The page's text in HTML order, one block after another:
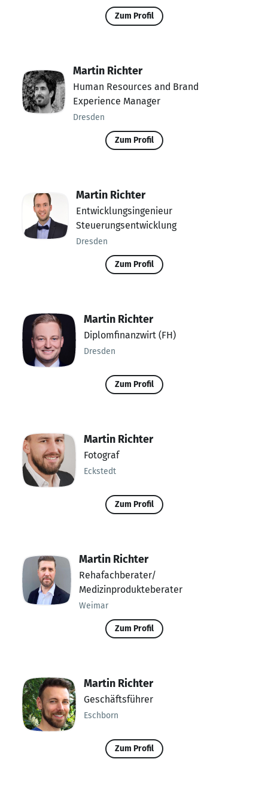
Zum Profil
Martin Richter
Human Resources and Brand
Experience Manager
Dresden
Zum Profil
Martin Richter
Entwicklungsingenieur
Steuerungsentwicklung
Dresden
Zum Profil
Martin Richter
Diplomfinanzwirt (FH)
Dresden
Zum Profil
Martin Richter
Fotograf
Eckstedt
Zum Profil
Martin Richter
Rehafachberater/
Medizinprodukteberater
Weimar
Zum Profil
Martin Richter
Geschäftsführer
Eschborn
Zum Profil